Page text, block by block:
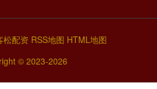
松配资 RSS地图 HTML地图
© 2023-2026